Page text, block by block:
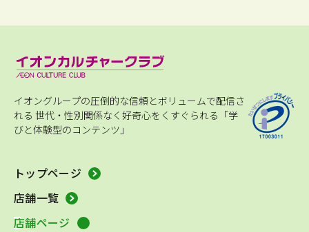
イオングループの圧倒的な信頼とボリュームで配信さ
れる 世代・性別関係なく好奇心をくすぐられる「学
びと体験型のコンテンツ」
トップページ
店舗一覧
店舗ページ